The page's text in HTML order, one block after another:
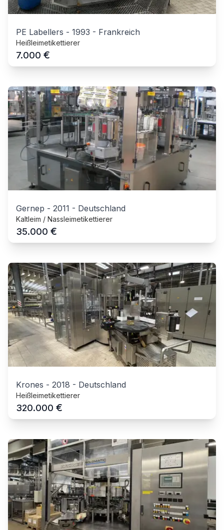
PE Labellers - 1993 - Frankreich
Heißleimetikettierer
7.000 €
Gernep - 2011 - Deutschland
Kaltleim / Nassleimetikettierer
35.000 €
Krones - 2018 - Deutschland
Heißleimetikettierer
320.000 €